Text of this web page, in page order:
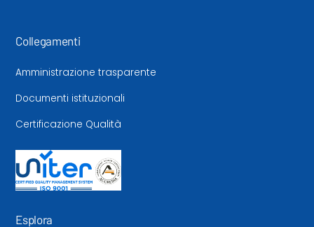
Collegamenti
Amministrazione trasparente
Documenti istituzionali
Certificazione Qualità
Esplora